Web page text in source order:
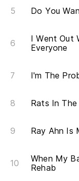
Do You
I Went Out
Everyone
I'm The
Rats In The
Ray Ahn Is
When My
Rehab